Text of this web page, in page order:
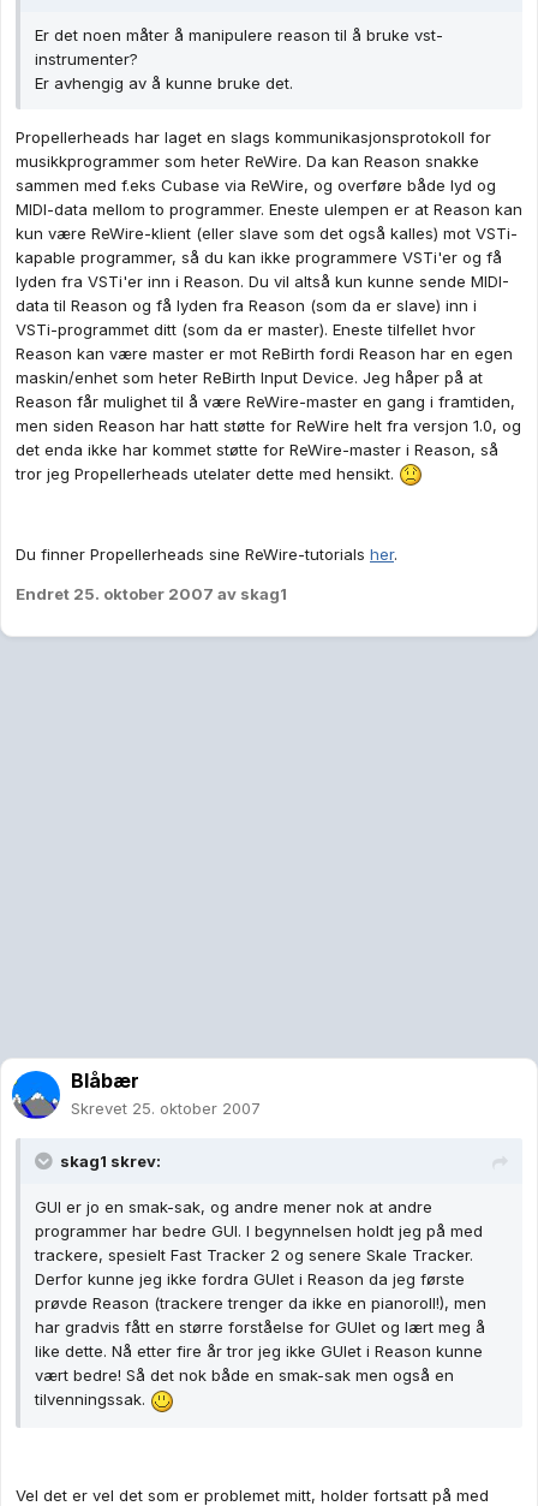
Er det noen måter å manipulere reason til å bruke vst-
instrumenter?
Er avhengig av å kunne bruke det.
Propellerheads har laget en slags kommunikasjonsprotokoll for
musikkprogrammer som heter ReWire. Da kan Reason snakke
sammen med f.eks Cubase via ReWire, og overføre både lyd og
MIDI-data mellom to programmer. Eneste ulempen er at Reason kan
kun være ReWire-klient (eller slave som det også kalles) mot VSTi-
kapable programmer, så du kan ikke programmere VSTi'er og få
lyden fra VSTi'er inn i Reason. Du vil altså kun kunne sende MIDI-
data til Reason og få lyden fra Reason (som da er slave) inn i
VSTi-programmet ditt (som da er master). Eneste tilfellet hvor
Reason kan være master er mot ReBirth fordi Reason har en egen
maskin/enhet som heter ReBirth Input Device. Jeg håper på at
Reason får mulighet til å være ReWire-master en gang i framtiden,
men siden Reason har hatt støtte for ReWire helt fra versjon 1.0, og
det enda ikke har kommet støtte for ReWire-master i Reason, så
tror jeg Propellerheads utelater dette med hensikt.
Du finner Propellerheads sine ReWire-tutorials her.
Endret 25. oktober 2007 av skag1
Blåbær
Skrevet 25. oktober 2007
skag1 skrev:
GUI er jo en smak-sak, og andre mener nok at andre
programmer har bedre GUI. I begynnelsen holdt jeg på med
trackere, spesielt Fast Tracker 2 og senere Skale Tracker.
Derfor kunne jeg ikke fordra GUIet i Reason da jeg første
prøvde Reason (trackere trenger da ikke en pianoroll!), men
har gradvis fått en større forståelse for GUIet og lært meg å
like dette. Nå etter fire år tror jeg ikke GUIet i Reason kunne
vært bedre! Så det nok både en smak-sak men også en
tilvenningssak.
Vel det er vel det som er problemet mitt, holder fortsatt på med